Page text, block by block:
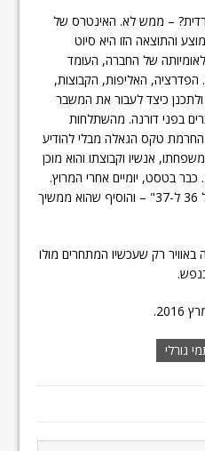
– ממש לא. האינטרס של
והתוצאה הזו היא סיוט
לאומיותה של החברה, העומד
האליפות, הקבוצות,
ולתכנן כיצד לעבור את המשבר
בפני דורנה. מהשתלחות
טקס הגאלה מבלי להודיע
אנשיו וקבוצתו והוא מוכן
לפתוח את הקרב על עונת 2016. כבר בטסט, יומיים אחרי המרוץ.
אמר: "אין הבדל גופני גדול בין גיל 36 ל-37" – והוסיף שהוא ממשיך
באוויר רק שעכשיו המתחרים מולו
גורלי